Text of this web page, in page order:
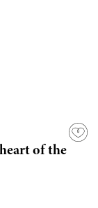
of the